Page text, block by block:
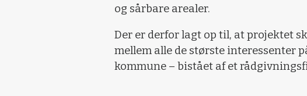
og sårbare arealer.
Der er derfor lagt op til, at projektet
mellem alle de største interessenter
kommune – bistået af et